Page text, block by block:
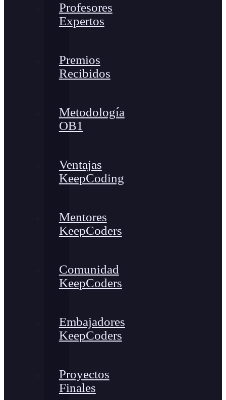
Profesores
Expertos
Premios
Recibidos
Metodología
OB1
Ventajas
KeepCoding
Mentores
KeepCoders
Comunidad
KeepCoders
Embajadores
KeepCoders
Proyectos
Finales